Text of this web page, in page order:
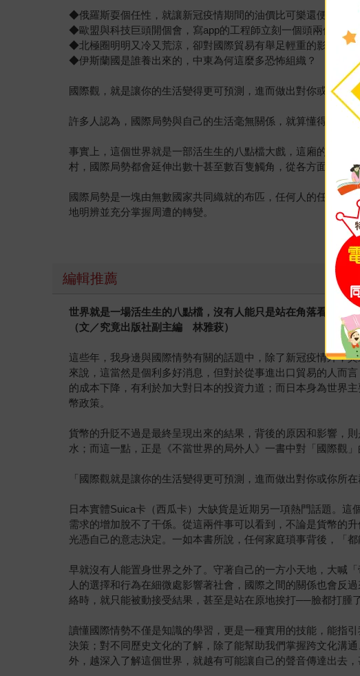
◆俄羅斯耍個任性，就讓新冠疫情期間的油價比可樂還便宜？
◆歐盟與科技巨頭開個會，寫app的工程師立刻一個頭兩個大？
◆北極圈明明又冷又荒涼，卻對國際貿易有舉足輕重的影響？
◆伊斯蘭國是誰養出來的，中東為何這麼多恐怖組織？
國際觀，就是讓你的生活變得更可預測，進而做出對你或你所
許多人認為，國際局勢與自己的生活毫無關係，就算懂得再多
事實上，這個世界就是一部活生生的八點檔大戲，這廂的愛恨
村，國際局勢都會延伸出數十甚至數百隻觸角，從各方面影響
國際局勢是一塊由無數國家共同織就的布匹，任何人的任何決
地明辨並充分掌握周遭的轉變。
編輯推薦
世界就是一場活生生的八點檔，沒有人能只是站在角落看戲
（文／究竟出版社副主編 林雅萩）
這些年，我身邊與國際情勢有關的話題中，除了新冠疫情外，
來說，這當然是個利多好消息，但對於從事進出口貿易的人而
的成本下降，有利於加大對日本的投資力道；而日本身為世界
幣政策。
貨幣的升貶不過是最終呈現出來的結果，背後的原因和影響，
水；而這一點，正是《不當世界的局外人》一書中對「國際觀」
「國際觀就是讓你的生活變得更可預測，進而做出對你或你所在
日本實體Suica卡（西瓜卡）大缺貨是近期另一項熱門話題。
需求的增加脫不了干係。從這兩件事可以看到，不論是貨幣
光憑自己的意志決定。一如本書所說，任何家庭瑣事背後，「
早就沒有人能置身世界之外了。守著自己的一方小天地，大喊
人的選擇和行為在細微處影響著社會，國際之間的關係也會反
絡時，就只能被動接受結果，甚至是站在原地挨打──臉都打腫
讀懂國際情勢不僅是知識的學習，更是一種實用的技能，能指
決策；對不同歷史文化的了解，除了能幫助我們掌握跨文化溝
外，越深入了解這個世界，就越有可能讓自己的聲音傳達出去，